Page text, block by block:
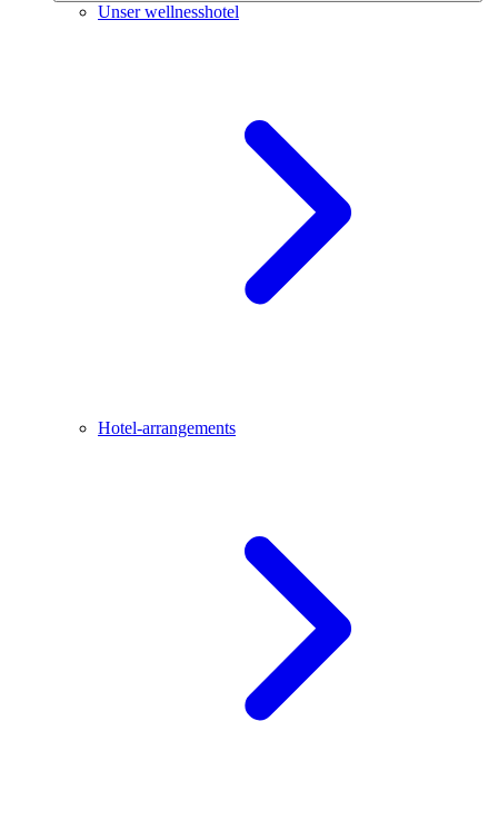
Unser wellnesshotel
Hotel-arrangements